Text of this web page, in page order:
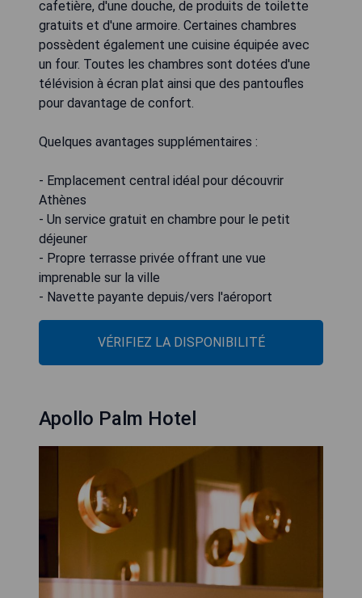
cafetière, d'une douche, de produits de toilette
gratuits et d'une armoire. Certaines chambres
possèdent également une cuisine équipée avec
un four. Toutes les chambres sont dotées d'une
télévision à écran plat ainsi que des pantoufles
pour davantage de confort.
Quelques avantages supplémentaires :
- Emplacement central idéal pour découvrir
Athènes
- Un service gratuit en chambre pour le petit
déjeuner
- Propre terrasse privée offrant une vue
imprenable sur la ville
- Navette payante depuis/vers l'aéroport
VÉRIFIEZ LA DISPONIBILITÉ
Apollo Palm Hotel